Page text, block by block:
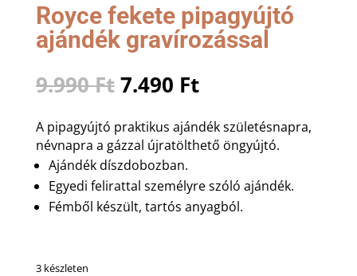
Royce fekete pipagyújtó
ajándék gravírozással
9.990Ft Original
price
was:
9.990 Ft.
7.490 FtCurrent
price
is:
7.490 Ft.
A pipagyújtó praktikus ajándék születésnapra,
névnapra a gázzal újratölthető öngyújtó.
Ajándék díszdobozban.
Egyedi felirattal személyre szóló ajándék.
Fémből készült, tartós anyagból.
3 készleten